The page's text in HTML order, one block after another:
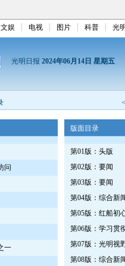
文娱 电视 图片 科普 光
光明日报 2024年06月14日 星期五
问
一
版面目录
第01版：头版
第02版：要闻
第03版：要闻
第04版：综合新
第07版：光明视
第08版：综合新